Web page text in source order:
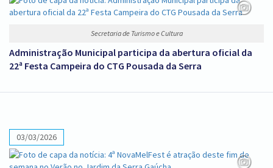
Secretaria de Turismo e Cultura
Administração Municipal participa da abertura oficial da
22ª Festa Campeira do CTG Pousada da Serra
03/03/2026